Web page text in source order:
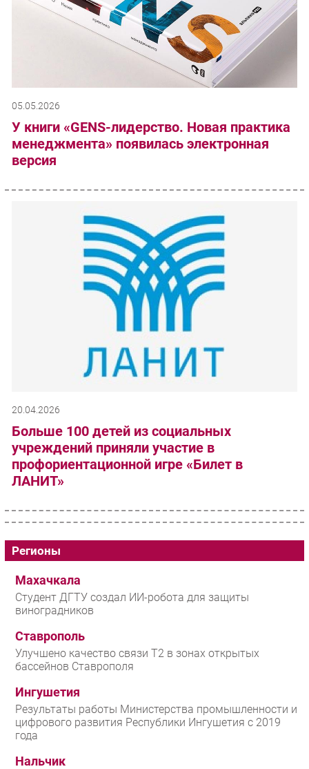
05.05.2026
У книги «GENS-лидерство. Новая практика
менеджмента» появилась электронная
версия
20.04.2026
Больше 100 детей из социальных
учреждений приняли участие в
профориентационной игре «Билет в
ЛАНИТ»
Регионы
Махачкала
Студент ДГТУ создал ИИ-робота для защиты
виноградников
Ставрополь
Улучшено качество связи T2 в зонах открытых
бассейнов Ставрополя
Ингушетия
Результаты работы Министерства промышленности и
цифрового развития Республики Ингушетия с 2019
года
Нальчик